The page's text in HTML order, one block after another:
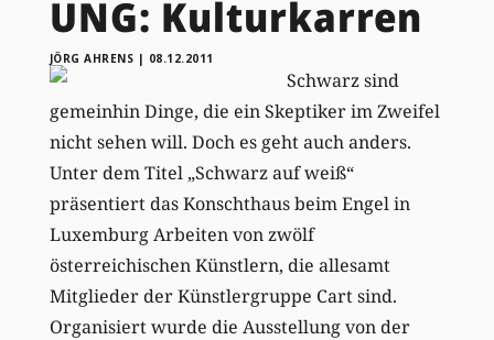
UNG: Kulturkarren
JÖRG AHRENS | 08.12.2011
Schwarz sind
gemeinhin Dinge, die ein Skeptiker im Zweifel
nicht sehen will. Doch es geht auch anders.
Unter dem Titel „Schwarz auf weiß“
präsentiert das Konschthaus beim Engel in
Luxemburg Arbeiten von zwölf
österreichischen Künstlern, die allesamt
Mitglieder der Künstlergruppe Cart sind.
Organisiert wurde die Ausstellung von der